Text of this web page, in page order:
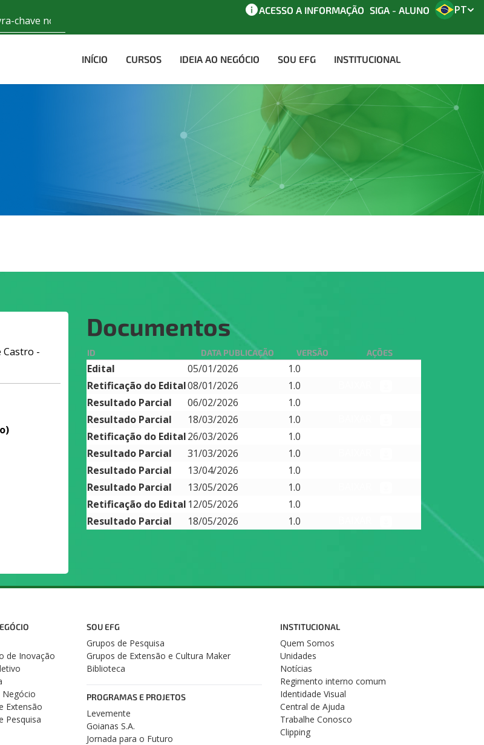
ACESSO A INFORMAÇÃO SIGA - ALUNO PT
INÍCIO CURSOS IDEIA AO NEGÓCIO SOU EFG INSTITUCIONAL
Castro -
Documentos
ID DATA PUBLICAÇÃO VERSÃO AÇÕES
Edital 05/01/2026 1.0
Retificação do Edital08/01/2026 1.0
Resultado Parcial
06/02/2026 1.0
Resultado Parcial
18/03/2026 1.0
Retificação do Edital26/03/2026 1.0
Resultado Parcial
31/03/2026 1.0
Resultado Parcial
13/04/2026 1.0
Resultado Parcial
13/05/2026 1.0
Retificação do Edital 12/05/2026 1.0
Resultado Parcial
18/05/2026 1.0
de Inovação
Extensão
Pesquisa
SOU EFG
Grupos de Pesquisa
Grupos de Extensão e Cultura Maker
Biblioteca
PROGRAMAS E PROJETOS
Levemente
Goianas S.A.
Jornada para o Futuro
INSTITUCIONAL
Quem Somos
Unidades
Notícias
Regimento interno comum
Identidade Visual
Central de Ajuda
Trabalhe Conosco
Clipping